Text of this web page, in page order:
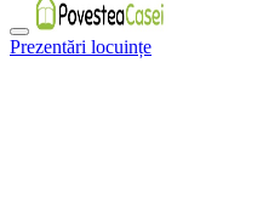
Prezentări locuințe